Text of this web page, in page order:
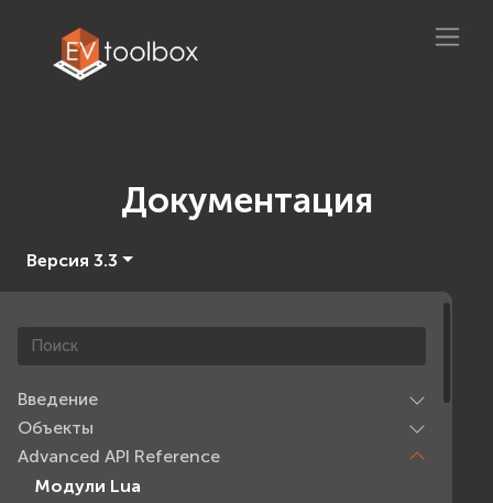
Документация
Версия 3.3
Введение
Объекты
Advanced API Reference
Модули Lua